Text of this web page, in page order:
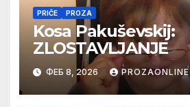
PRIČE PROZA
Kosa Pakuševskij:
ZLOSTAVLJANJE
ФЕБ 8, 2026 PROZAONLINE